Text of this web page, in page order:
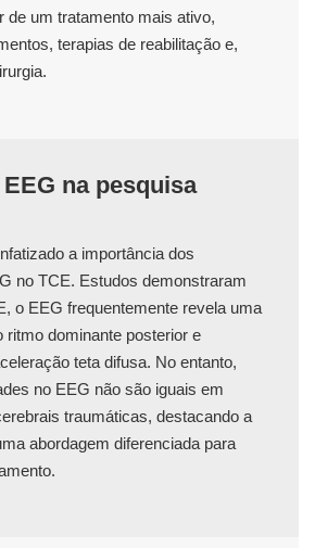
de um tratamento mais ativo,
terapias de reabilitação e,
na pesquisa
a importância dos
no TCE. Estudos demonstraram
o EEG frequentemente revela uma
ritmo dominante posterior e
teta difusa. No entanto,
no EEG não são iguais em
traumáticas, destacando a
abordagem diferenciada para